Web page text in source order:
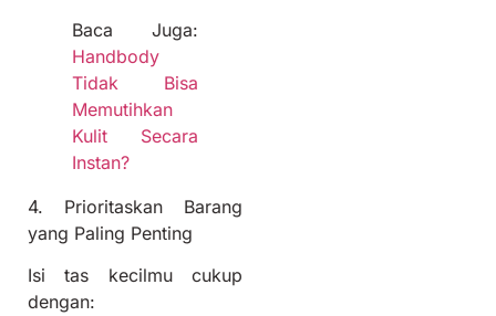
Baca Juga:
Handbody
Tidak Bisa
Memutihkan
Kulit Secara
Instan?
4. Prioritaskan Barang
yang Paling Penting
Isi tas kecilmu cukup
dengan: